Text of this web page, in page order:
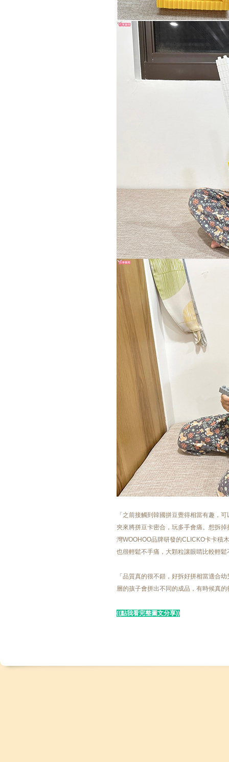
「之前接觸到韓國拼豆覺得相當有趣，
夾來將拼豆卡密合，玩多手會痛。想拆
灣WOOHOO品牌研發的CLICKO卡卡積
也很輕鬆不手痛，大顆粒讓眼睛比較輕
「品質真的很不錯，好拆好拼相當適合
層的孩子會拼出不同的成品，有時候真
((點我看完整圖文分享))